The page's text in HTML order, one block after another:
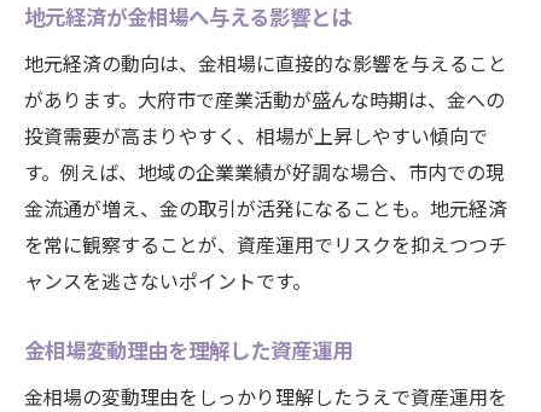
地元経済が金相場へ与える影響とは
地元経済の動向は、金相場に直接的な影響を与えること
があります。大府市で産業活動が盛んな時期は、金への
投資需要が高まりやすく、相場が上昇しやすい傾向で
す。例えば、地域の企業業績が好調な場合、市内での現
金流通が増え、金の取引が活発になることも。地元経済
を常に観察することが、資産運用でリスクを抑えつつチ
ャンスを逃さないポイントです。
金相場変動理由を理解した資産運用
金相場の変動理由をしっかり理解したうえで資産運用を